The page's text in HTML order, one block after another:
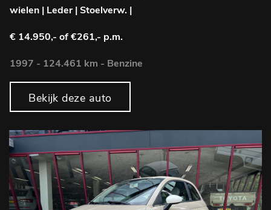
wielen | Leder | Stoelverw. |
€ 14.950,- of €261,- p.m.
1997 - 124.461 km - Benzine
Bekijk deze auto